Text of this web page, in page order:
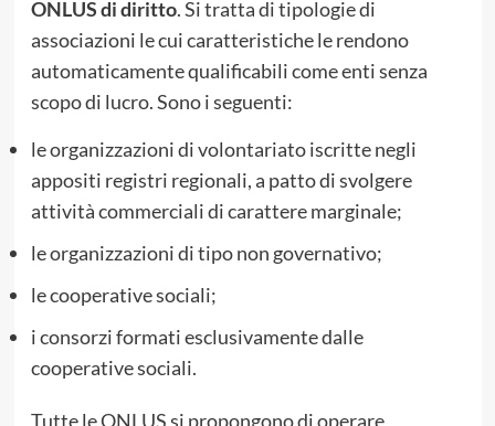
ONLUS di diritto. Si tratta di tipologie di
associazioni le cui caratteristiche le rendono
automaticamente qualificabili come enti senza
scopo di lucro. Sono i seguenti:
le organizzazioni di volontariato iscritte negli
appositi registri regionali, a patto di svolgere
attività commerciali di carattere marginale;
le organizzazioni di tipo non governativo;
le cooperative sociali;
i consorzi formati esclusivamente dalle
cooperative sociali.
Tutte le ONLUS si propongono di operare